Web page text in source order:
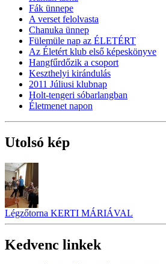
Fák ünnepe
A verset felolvasta
Chanuka ünnep
Fülemüle nap az ÉLETÉRT
Az Életért klub első képeskönyve
Hangfűrdőzik a csoport
Keszthelyi kirándulás
2011 Júliusi klubnap
Holt-tengeri sóbarlangban
Életmenet napon
Utolsó kép
Légzőtorna KERTI MÁRIÁVAL
Kedvenc linkek